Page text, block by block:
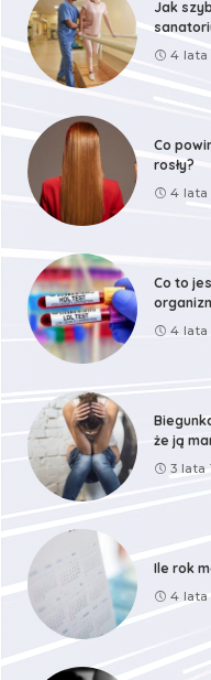
Jak
4 lata
Co
rosły?
4 lata
Co to
4 lata
że ją
3 lata
Ile rok
4 lata